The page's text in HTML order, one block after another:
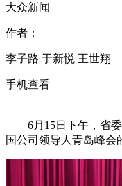
大众新闻
作者：
李子路 于新悦 王世翔
手机查看
6月15日下午，省委
国公司领导人青岛峰会